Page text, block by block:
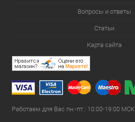
Вопросы и ответы
Статьи
Карта сайта
Работаем для Вас пн.-пт.: 10:00-19:00 МСК